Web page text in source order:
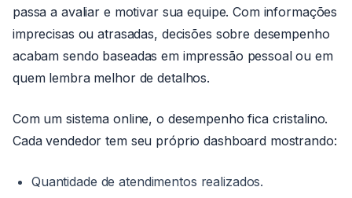
passa a avaliar e motivar sua equipe. Com informações
imprecisas ou atrasadas, decisões sobre desempenho
acabam sendo baseadas em impressão pessoal ou em
quem lembra melhor de detalhos.
Com um sistema online, o desempenho fica cristalino.
Cada vendedor tem seu próprio dashboard mostrando:
Quantidade de atendimentos realizados.